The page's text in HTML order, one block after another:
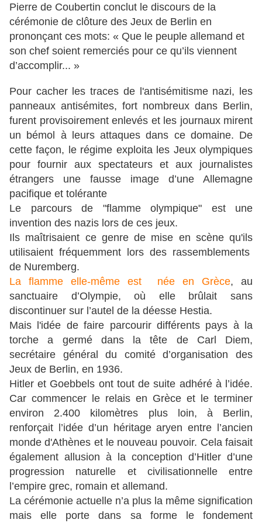
Pierre de Coubertin conclut le discours de la
cérémonie de clôture des Jeux de Berlin en
prononçant ces mots: « Que le peuple allemand et
son chef soient remerciés pour ce qu’ils viennent
d’accomplir... »
Pour cacher les traces de l'antisémitisme nazi, les
panneaux antisémites, fort nombreux dans Berlin,
furent provisoirement enlevés et les journaux mirent
un bémol à leurs attaques dans ce domaine. De
cette façon, le régime exploita les Jeux olympiques
pour fournir aux spectateurs et aux journalistes
étrangers une fausse image d’une Allemagne
pacifique et tolérante
Le parcours de "flamme olympique" est une
invention des nazis lors de ces jeux.
Ils maîtrisaient ce genre de mise en scène qu'ils
utilisaient fréquemment lors des rassemblements
de Nuremberg.
La flamme elle-même est née en Grèce, au
sanctuaire d’Olympie, où elle brûlait sans
discontinuer sur l’autel de la déesse Hestia.
Mais l'idée de faire parcourir différents pays à la
torche a germé dans la tête de Carl Diem,
secrétaire général du comité d’organisation des
Jeux de Berlin, en 1936.
Hitler et Goebbels ont tout de suite adhéré à l’idée.
Car commencer le relais en Grèce et le terminer
environ 2.400 kilomètres plus loin, à Berlin,
renforçait l’idée d’un héritage aryen entre l’ancien
monde d'Athènes et le nouveau pouvoir. Cela faisait
également allusion à la conception d’Hitler d’une
progression naturelle et civilisationnelle entre
l’empire grec, romain et allemand.
La cérémonie actuelle n’a plus la même signification
mais elle porte dans sa forme le fondement